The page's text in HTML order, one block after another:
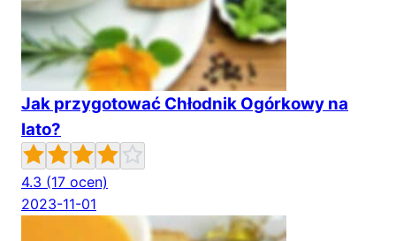
Jak przygotować Chłodnik Ogórkowy na
lato?
4.3 (17 ocen)
2023-11-01